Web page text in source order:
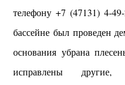
телефону +7 (47131) 4-
бассейне был проведен
основания убрана
исправлены другие,